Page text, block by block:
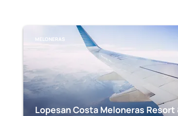
MELONERAS
Lopesan Costa Meloneras Resort